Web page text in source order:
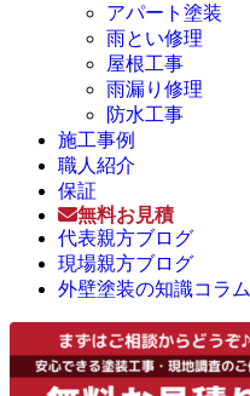
アパート塗装
雨とい修理
屋根工事
雨漏り修理
防水工事
施工事例
職人紹介
保証
無料お見積
代表親方ブログ
現場親方ブログ
外壁塗装の知識コラム